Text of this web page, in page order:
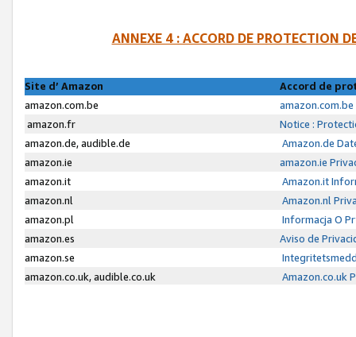
ANNEXE 4 : ACCORD DE PROTECTION
Site d’ Amazon
Accord de
amazon.com.be
amazon.fr
Notice :
amazon.de, audible.de
Amazon.de
amazon.ie
amazon.ie
amazon.it
Amazon.it
amazon.nl
Amazon.nl
amazon.pl
Informacja O
amazon.es
Aviso de
amazon.se
amazon.co.uk, audible.co.uk
Amazon.co.uk